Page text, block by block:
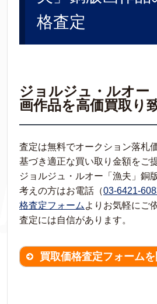
格査定
ジョルジュ・ルオー
画作品を高価買取り
査定は無料でオークション落札
基づき適正な買い取り金額をご
ジョルジュ・ルオー「漁夫」銅
考えの方はお電話（03-6421-
格査定フォーム よりお気軽にご
査定には自信があります。
買取価格査定フォームを